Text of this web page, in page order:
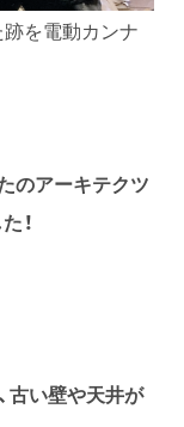
を電動カンナ
のアーキテクツ
！
古い壁や天井が